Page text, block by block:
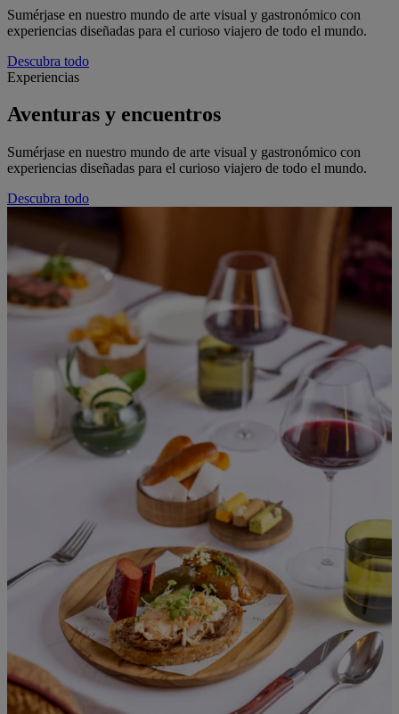
Sumérjase en nuestro mundo de arte visual y gastronómico con
experiencias diseñadas para el curioso viajero de todo el mundo.
Descubra todo
Experiencias
Aventuras y encuentros
Sumérjase en nuestro mundo de arte visual y gastronómico con
experiencias diseñadas para el curioso viajero de todo el mundo.
Descubra todo